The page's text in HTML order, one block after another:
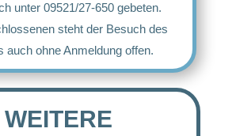
unter 09521/27-650 gebeten.
steht der Besuch des
auch ohne Anmeldung offen.
WEITERE